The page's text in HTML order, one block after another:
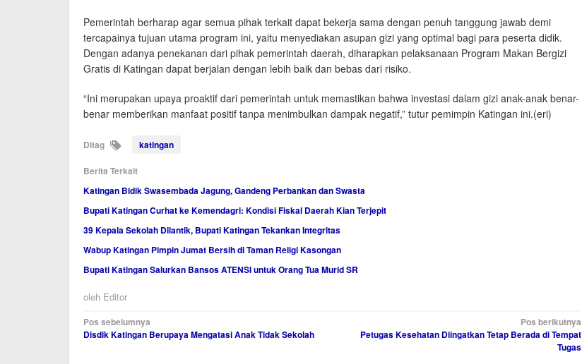
Pemerintah berharap agar semua pihak terkait dapat bekerja sama dengan penuh tanggung jawab demi
tercapainya tujuan utama program ini, yaitu menyediakan asupan gizi yang optimal bagi para peserta didik.
Dengan adanya penekanan dari pihak pemerintah daerah, diharapkan pelaksanaan Program Makan Bergizi
Gratis di Katingan dapat berjalan dengan lebih baik dan bebas dari risiko.
“Ini merupakan upaya proaktif dari pemerintah untuk memastikan bahwa investasi dalam gizi anak-anak benar-
benar memberikan manfaat positif tanpa menimbulkan dampak negatif,” tutur pemimpin Katingan ini.(eri)
Ditag katingan
Berita Terkait
Katingan Bidik Swasembada Jagung, Gandeng Perbankan dan Swasta
Bupati Katingan Curhat ke Kemendagri: Kondisi Fiskal Daerah Kian Terjepit
39 Kepala Sekolah Dilantik, Bupati Katingan Tekankan Integritas
Wabup Katingan Pimpin Jumat Bersih di Taman Religi Kasongan
Bupati Katingan Salurkan Bansos ATENSI untuk Orang Tua Murid SR
oleh Editor
Navigasi
pos
Pos sebelumnya
Disdik Katingan Berupaya Mengatasi Anak Tidak Sekolah
Pos berikutnya
Petugas Kesehatan Diingatkan Tetap Berada di Tempat
Tugas